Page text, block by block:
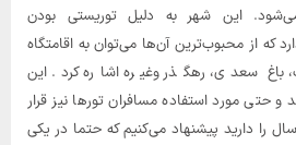
این شهر به دلیل توریستی بودن
که از محبوب‌ترین آن‌ها می‌توان به اقامتگاه
باغ سعدی، رهگذر وغیره اشاره کرد. این
و حتی مورد استفاده مسافران تورها نیز قرار
را دارید پیشنهاد می‌کنیم که حتما در یکی